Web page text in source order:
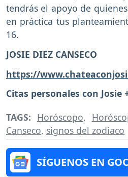
tendrás el apoyo de
en práctica tus
16.
JOSIE DIEZ CANSECO
https://
Citas personales con Josie
TAGS: Horóscopo,
Canseco, signos del zodiaco
SÍGUENOS EN